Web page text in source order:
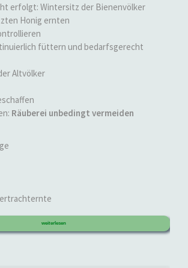
erfolgt: Wintersitz der Bienenvölker
Honig ernten
füttern und bedarfsgerecht
Altvölker
Räuberei unbedingt vermeiden
weiterlesen